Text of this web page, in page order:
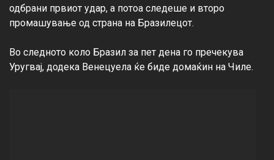
одбрани првиот удар, а потоа следеше и второ
промашување од страна на Бразилецот.
Во следното коло Бразил за пет дена го пречекува
Уругвај, додека Венецуела ќе биде домаќин на Чиле.